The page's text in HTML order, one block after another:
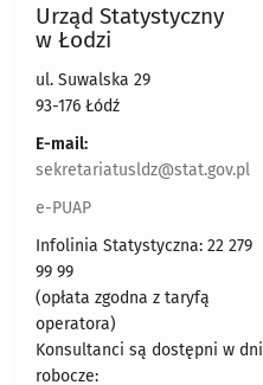
Urząd Statystyczny
w Łodzi
ul. Suwalska 29
93-176 Łódź
E-mail:
sekretariatusldz@stat.gov.pl
e-PUAP
Infolinia Statystyczna: 22 279
99 99
(opłata zgodna z taryfą
operatora)
Konsultanci są dostępni w dni
robocze: